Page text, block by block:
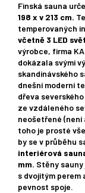
Finská sauna
198 x v 213 cm.
temperovaných
včetně 3 LED
výrobce, firma
dokázala svými
skandinávského
dnešní moderní
dřeva
ze vzdáleného
neošetřené (není
toho je prosté
by se v průběhu
interiérová
mm. Stěny
s dvojitým perem
pevnost spoje.